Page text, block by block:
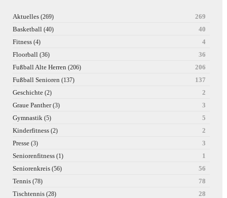
Aktuelles (269)
269
Basketball (40)
40
Fitness (4)
4
Floorball (36)
36
Fußball Alte Herren (206)
206
Fußball Senioren (137)
137
Geschichte (2)
2
Graue Panther(3)
3
Gymnastik (5)
5
Kinderfitness (2)
2
Presse (3)
3
Seniorenfitness (1)
1
Seniorenkreis (56)
56
Tennis (78)
78
Tischtennis (28)
28